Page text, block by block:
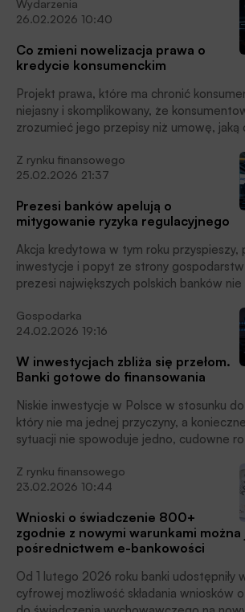
jakich doświadcza polski sektor. A przy
radzą sobie polskie sądy. Jak mówił
Bankowego 2026 prezes Banku Pekao
„polski system orzeczniczy abdykował”.
Wydarzenia
26.02.2026 10:40
Co zmieni nowelizacja prawa o
kredycie konsumenckim
Projekt prawa, które ma chronić
niejasny i skomplikowany, że
zrozumieć jego przepisy niż umowę, jaką
konsumenci – wynika z dyskusji
podczas drugiego dnia Forum
nową ustawę o kredycie konsumenckim
Polsce unijną dyrektywę CCD 2.
Z rynku finansowego
25.02.2026 21:37
Prezesi banków apelują o
mitygowanie ryzyka regulacyjnego
Akcja kredytowa w tym roku przyspieszy,
inwestycje i popyt ze strony
prezesi największych polskich banków nie
o dialog mający na celu obniżanie ryzyka
kontraktów zawieranych z konsumentami
Gospodarka
24.02.2026 19:16
W inwestycjach zbliża się przełom.
Banki gotowe do finansowania
Niskie inwestycje w Polsce w stosunku
który nie ma jednej przyczyny, a
sytuacji nie spowoduje jedno, cudowne
publicznego banku rozwoju oraz
komercyjnych i sektora prywatnego –
Z rynku finansowego
23.02.2026 10:44
Wnioski o świadczenie 800+
zgodnie z nowymi warunkami można
pośrednictwem e-bankowości
Od 1 lutego 2026 roku banki udostępniły
cyfrowej możliwość składania wniosków